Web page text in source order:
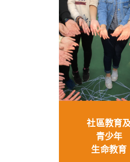
社區教育
青少年
生命教育